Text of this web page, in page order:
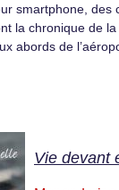
smartphone, des
la chronique de
abords de
Vie devant